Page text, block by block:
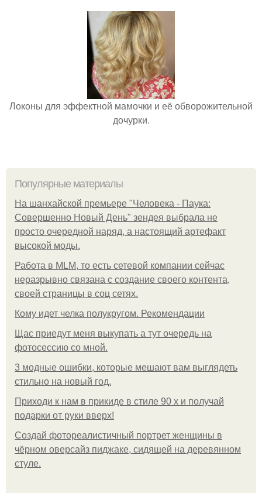
Локоны для эффектной мамочки и её обворожительной
дочурки.
Популярные материалы
На шанхайской премьере "Человека - Паука:
Совершенно Новый День" зендея выбрала не
просто очередной наряд, а настоящий артефакт
высокой моды.
Работа в MLM, то есть сетевой компании сейчас
неразрывно связана с создание своего контента,
своей страницы в соц сетях.
Кому идет челка полукругом. Рекомендации
Щас приедут меня выкупать а тут очередь на
фотосессию со мной.
3 модные ошибки, которые мешают вам выглядеть
стильно на новый год.
Приходи к нам в прикиде в стиле 90 х и получай
подарки от руки вверх!
Создай фотореалистичный портрет женщины в
чёрном оверсайз пиджаке, сидящей на деревянном
стуле.